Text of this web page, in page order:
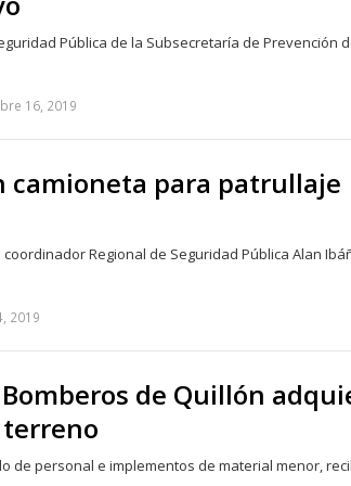
Pública de la Subsecretaría de Prevención
16, 2019
camioneta para patrullaje
Regional de Seguridad Pública Alan
2019
de Quillón
de personal e implementos de material menor,